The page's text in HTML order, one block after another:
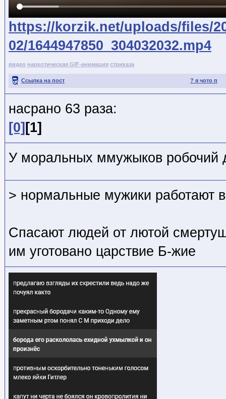
https://korzik.net/uploads/files/
02/1644947850_304032032.mp4
видео наркотическая GIF-анимация стриказа
? я чото п
Ссылка на пост
насрано 63 раза:
[0] [1]
У моральных ммужыков робочий
> нормальные мужики работают
Спасают людей от лютой
им уготовано царствие Б-жие